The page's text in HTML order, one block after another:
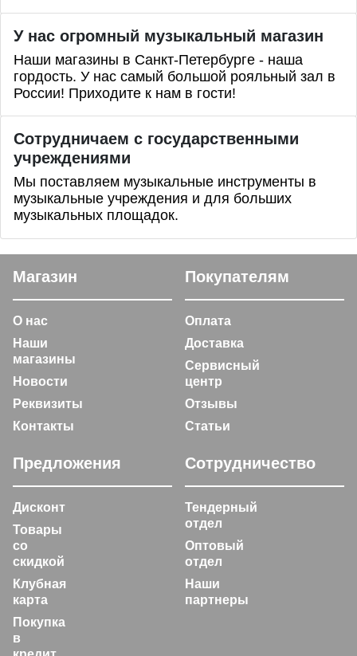
У нас огромный музыкальный магазин
Наши магазины в Санкт-Петербурге - наша
гордость. У нас самый большой рояльный зал в
России! Приходите к нам в гости!
Сотрудничаем с государственными
учреждениями
Мы поставляем музыкальные инструменты в
музыкальные учреждения и для больших
музыкальных площадок.
Магазин
О нас
Наши
магазины
Новости
Реквизиты
Контакты
Покупателям
Оплата
Доставка
Сервисный
центр
Отзывы
Статьи
Предложения
Дисконт
Товары
со
скидкой
Клубная
карта
Покупка
в
Сотрудничество
Тендерный
отдел
Оптовый
отдел
Наши
партнеры